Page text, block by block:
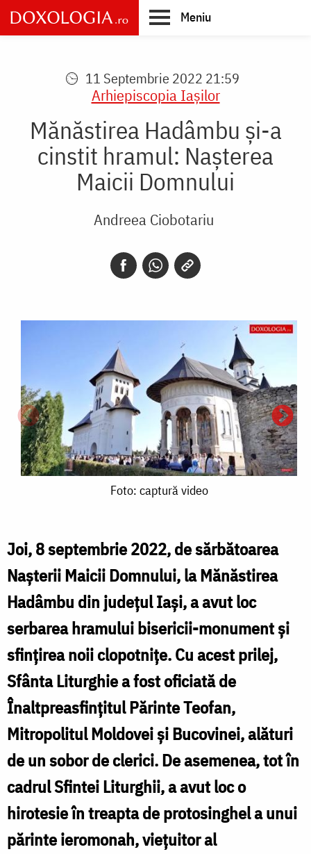
Skip
to
main
Meniu
11 Septembrie 2022 21:59
Arhiepiscopia Iaşilor
Mănăstirea Hadâmbu și-a
cinstit hramul: Nașterea
Maicii Domnului
Andreea Ciobotariu
video
Foto: captură video
Joi, 8 septembrie 2022, de sărbătoarea
Nașterii Maicii Domnului, la Mănăstirea
Hadâmbu din județul Iași, a avut loc
serbarea hramului bisericii-monument și
sfințirea noii clopotnițe. Cu acest prilej,
Sfânta Liturghie a fost oficiată de
Înaltpreasfințitul Părinte Teofan,
Mitropolitul Moldovei și Bucovinei, alături
de un sobor de clerici. De asemenea, tot în
cadrul Sfintei Liturghii, a avut loc o
hirotesie în treapta de protosinghel a unui
părinte ieromonah, viețuitor al